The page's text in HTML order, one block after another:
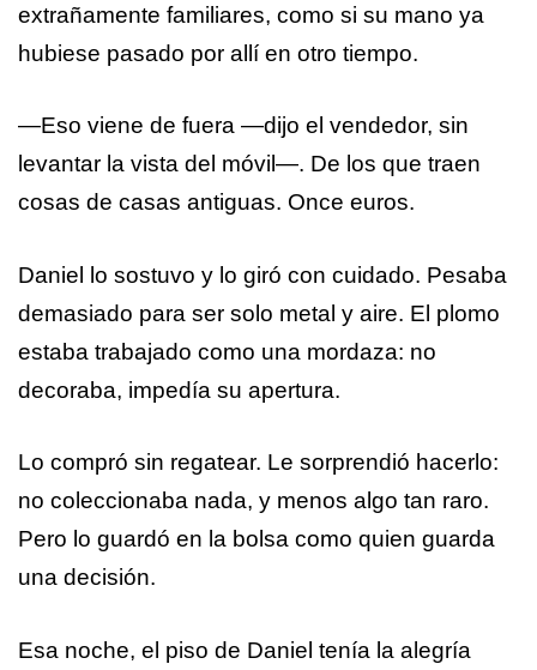
extrañamente familiares, como si su mano ya
hubiese pasado por allí en otro tiempo.
—Eso viene de fuera —dijo el vendedor, sin
levantar la vista del móvil—. De los que traen
cosas de casas antiguas. Once euros.
Daniel lo sostuvo y lo giró con cuidado. Pesaba
demasiado para ser solo metal y aire. El plomo
estaba trabajado como una mordaza: no
decoraba, impedía su apertura.
Lo compró sin regatear. Le sorprendió hacerlo:
no coleccionaba nada, y menos algo tan raro.
Pero lo guardó en la bolsa como quien guarda
una decisión.
Esa noche, el piso de Daniel tenía la alegría